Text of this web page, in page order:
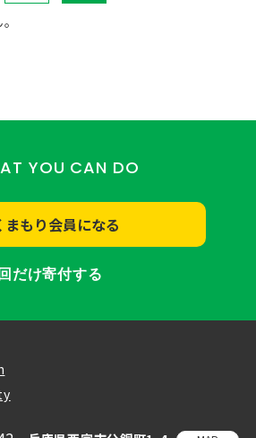
YOU CAN DO
まもり会員になる
だけ寄付する